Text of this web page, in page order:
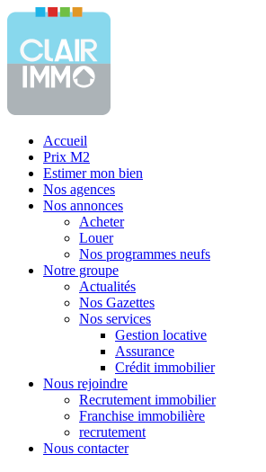
Accueil
Prix M2
Estimer mon bien
Nos agences
Nos annonces
Acheter
Louer
Nos programmes neufs
Notre groupe
Actualités
Nos Gazettes
Nos services
Gestion locative
Assurance
Crédit immobilier
Nous rejoindre
Recrutement immobilier
Franchise immobilière
recrutement
Nous contacter